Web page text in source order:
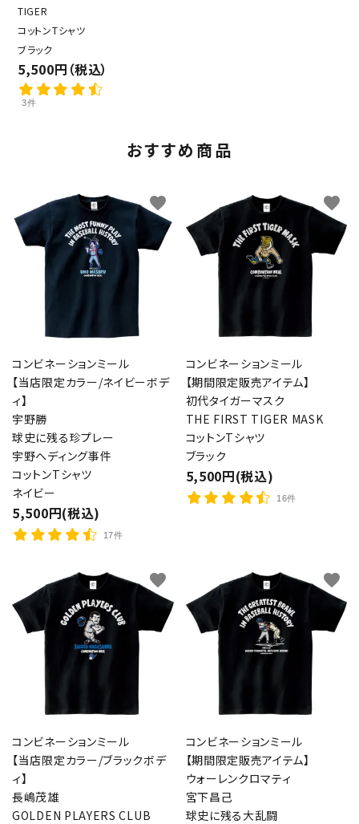
TIGER
コットンTシャツ
ブラック
5,500円（税込）
3件
おすすめ商品
コンビネーションミール
【当店限定カラー/ネイビーボデ
ィ】
宇野勝
球史に残る珍プレー
宇野ヘディング事件
コットンTシャツ
ネイビー
5,500円(税込)
17件
favorite
コンビネーションミール
【期間限定販売アイテム】
初代タイガーマスク
THE FIRST TIGER MASK
コットンTシャツ
ブラック
5,500円(税込)
16件
favorite
コンビネーションミール
【当店限定カラー/ブラックボデ
ィ】
長嶋茂雄
GOLDEN PLAYERS CLUB
favorite
コンビネーションミール
【期間限定販売アイテム】
ウォーレンクロマティ
宮下昌己
球史に残る大乱闘
favorite